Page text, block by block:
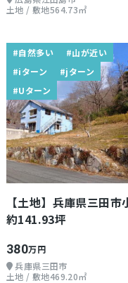
土地 / 敷地564.73㎡
#自然多い
#山が近い
#iターン
#jターン
#Uターン
【土地】兵庫県三田市
約141.93坪
380万円
兵庫県三田市
土地 / 敷地469.20㎡